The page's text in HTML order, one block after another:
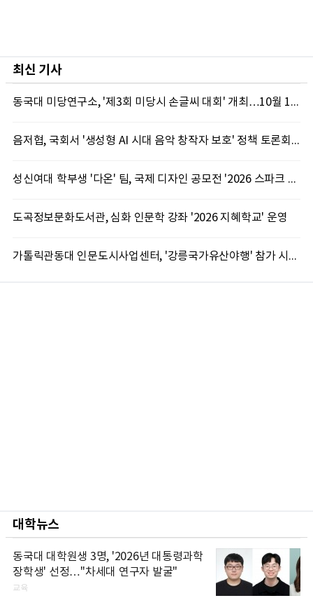
최신 기사
동국대 미당연구소, '제3회 미당시 손글씨 대회' 개최…10월 12일까지 접수
음저협, 국회서 '생성형 AI 시대 음악 창작자 보호' 정책 토론회 10일 개최
성신여대 학부생 '다온' 팀, 국제 디자인 공모전 '2026 스파크 어워드' 동상 수상
도곡정보문화도서관, 심화 인문학 강좌 '2026 지혜학교' 운영
가톨릭관동대 인문도시사업센터, '강릉국가유산야행' 참가 시민 15명 모집
대학뉴스
동국대 대학원생 3명, '2026년 대통령과학
장학생' 선정…"차세대 연구자 발굴"
교육